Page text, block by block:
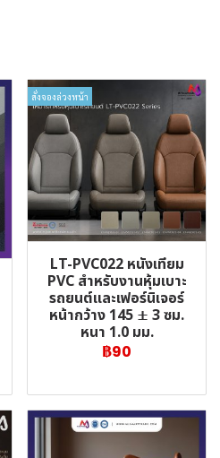
สั่งจองล่วงหน้า
LT-PVC022 หนังเทียม
PVC สำหรับงานหุ้มเบาะ
รถยนต์และเฟอร์นิเจอร์
หน้ากว้าง 145 ± 3 ซม.
หนา 1.0 มม.
฿90